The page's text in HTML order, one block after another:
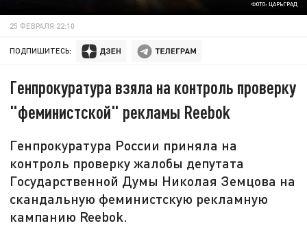
ФОТО: ЦАРЬГРАД
25 ФЕВРАЛЯ 22:10
ПОДПИШИТЕСЬ:
Генпрокуратура взяла на контроль проверку
"феминистской" рекламы Reebok
Генпрокуратура России приняла на
контроль проверку жалобы депутата
Государственной Думы Николая Земцова на
скандальную феминистскую рекламную
кампанию Reebok.